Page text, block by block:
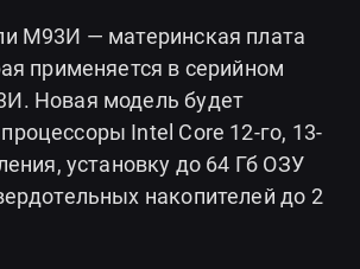
М93И — материнская плата
применяется в серийном
Новая модель будет
Intel Core 12-го, 13-
установку до 64 Гб ОЗУ
накопителей до 2